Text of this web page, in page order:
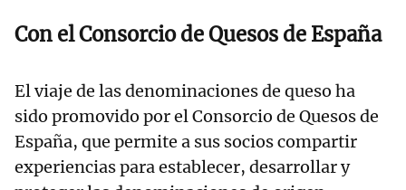
Con el Consorcio de Quesos de España
El viaje de las denominaciones de queso ha
sido promovido por el Consorcio de Quesos de
España, que permite a sus socios compartir
experiencias para establecer, desarrollar y